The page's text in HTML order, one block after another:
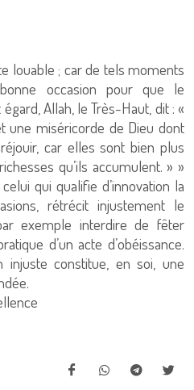
louable ; car de tels moments
occasion pour que le
Allah, le Très-Haut, dit : «
une miséricorde de Dieu dont
car elles sont bien plus
qu’ils accumulent. » »
qui qualifie d’innovation la
rétrécit injustement le
exemple interdire de fêter
d’un acte d’obéissance.
injuste constitue, en soi, une